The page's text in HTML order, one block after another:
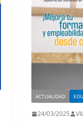
ACTUALIDAD
24/03/2025